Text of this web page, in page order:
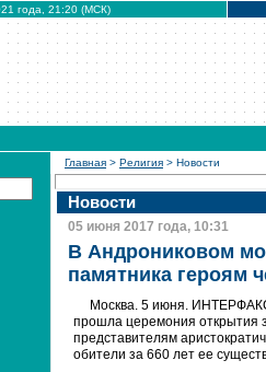
года, 21:20 (МСК)
Главная > Религия > Новости
Новости
05 июня 2017 года, 10:31
В Андрониковом
памятника героям
Москва. 5 июня.
прошла церемония открытия
представителям
обители за 660 лет ее